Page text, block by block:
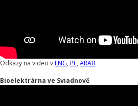
Odkazy na video vENG, PL, ARAB
Bioelektrárna ve Sviadnově